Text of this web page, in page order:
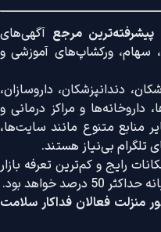
پیشرفته‌ترین مرجع آگهی‌های
سهام، ورکشاپ‌های آموزشی و
دندانپزشکان، داروسازان،
داروخانه‌ها و مراکز درمانی و
منابع متنوع مانند سایت‌ها،
تلگرام بی‌نیاز هستند.
رایج و کم‌ترین تعرفه بازار
خواهد بود.
منزلت فعالان فداکار سلامت